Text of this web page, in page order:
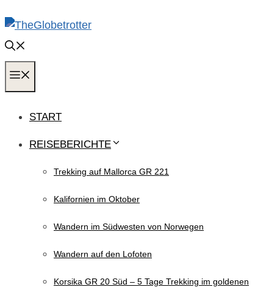
Inhalt
springen
START
REISEBERICHTE
Trekking auf Mallorca GR 221
Kalifornien im Oktober
Wandern im Südwesten von Norwegen
Wandern auf den Lofoten
Korsika GR 20 Süd – 5 Tage Trekking im goldenen